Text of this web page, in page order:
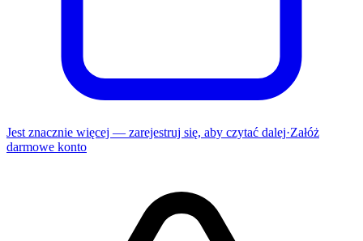
Jest znacznie więcej — zarejestruj się, aby czytać dalej·Załóż
darmowe konto